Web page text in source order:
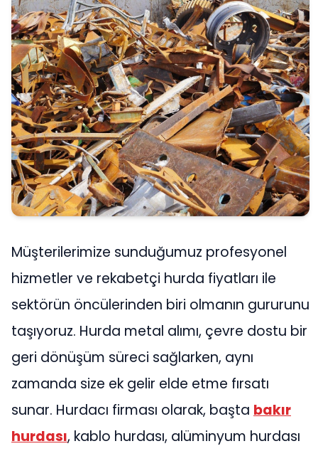
Müşterilerimize sunduğumuz profesyonel
hizmetler ve rekabetçi hurda fiyatları ile
sektörün öncülerinden biri olmanın gururunu
taşıyoruz. Hurda metal alımı, çevre dostu bir
geri dönüşüm süreci sağlarken, aynı
zamanda size ek gelir elde etme fırsatı
sunar. Hurdacı firması olarak, başta bakır
hurdası, kablo hurdası, alüminyum hurdası